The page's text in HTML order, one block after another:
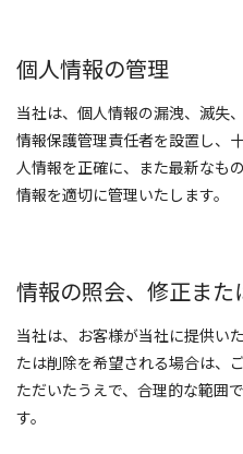
個人情報の管理
当社は、個人情報の漏洩、滅失
情報保護管理責任者を設置し、
人情報を正確に、また最新なも
情報を適切に管理いたします。
情報の照会、修正また
当社は、お客様が当社に提供い
たは削除を希望される場合は、
ただいたうえで、合理的な範囲
す。